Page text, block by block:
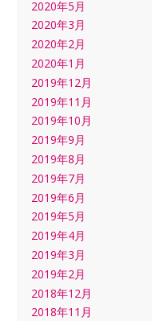
2020年5月
2020年3月
2020年2月
2020年1月
2019年12月
2019年11月
2019年10月
2019年9月
2019年8月
2019年7月
2019年6月
2019年5月
2019年4月
2019年3月
2019年2月
2018年12月
2018年11月